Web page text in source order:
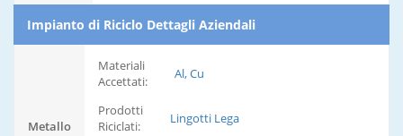
Impianto di Riciclo Dettagli Aziendali
Metallo
Materiali
Accettati:
Al, Cu
Prodotti
Riciclati:
Lingotti Lega